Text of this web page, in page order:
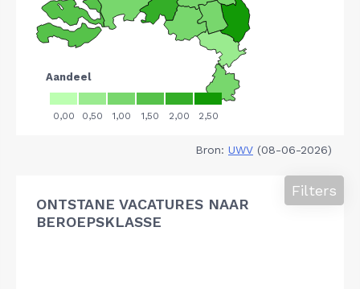
Bron: UWV (08-06-2026)
ONTSTANE VACATURES NAAR
BEROEPSKLASSE
Filters